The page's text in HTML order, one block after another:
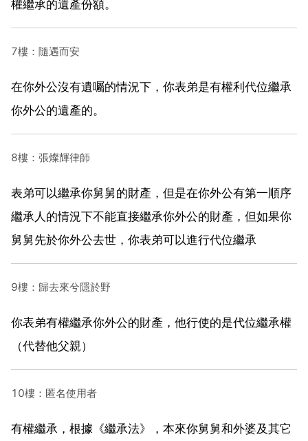
權繼承的遺產份額。
7樓：隨遇而安
在你外公沒有遺囑的情況下，你表弟是有權利代位繼承
你外公的遺產的。
8樓：張燦輝律師
表弟可以繼承你舅舅的財產，但是在你外公有第一順序
繼承人的情況下不能直接繼承你外公的財產，但如果你
舅舅先於你外公去世，你表弟可以進行代位繼承
9樓：歸去來兮隱於野
你表弟有權繼承你外公的財產，他行使的是代位繼承權
（代替他父親）
10樓：匿名使用者
有權繼承，根據《繼承法》，本來你舅舅和外婆及其它